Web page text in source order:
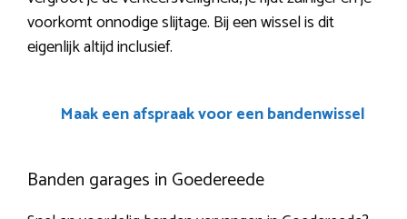
voorkomt onnodige slijtage. Bij een wissel is dit
eigenlijk altijd inclusief.
Maak een afspraak voor een bandenwissel
Banden garages in Goedereede